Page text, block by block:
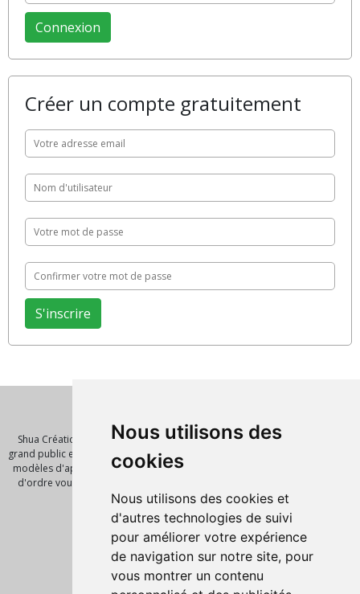
Nous utilisons des
cookies
Nous utilisons des cookies et
d'autres technologies de suivi
pour améliorer votre expérience
de navigation sur notre site, pour
vous montrer un contenu
Créer un compte gratuitement
Shua Création est un éditeur de logiciel et de solution innovante pour le
grand public et les entreprises. Nous vous proposont de nombreux scripts,
modèles d'application, template pour vos futures réalisations. Notre mot
d'ordre vous faire gagner un temps précieux avec des outils de qualité.
Pages
Accueil
Nos produits
Script PHP
Informations légales
Mentions Légales